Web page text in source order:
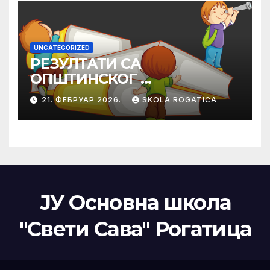
UNCATEGORIZED
РЕЗУЛТАТИ СА
ОПШТИНСКОГ
ТАКМИЧЕЊА ИЗ
ПРАВОСЛАВНЕ
ВЈЕРОНАУКЕ
21. ФЕБРУАР 2026. SKOLA ROGATICA
ЈУ Основна школа
"Свети Сава" Рогатица